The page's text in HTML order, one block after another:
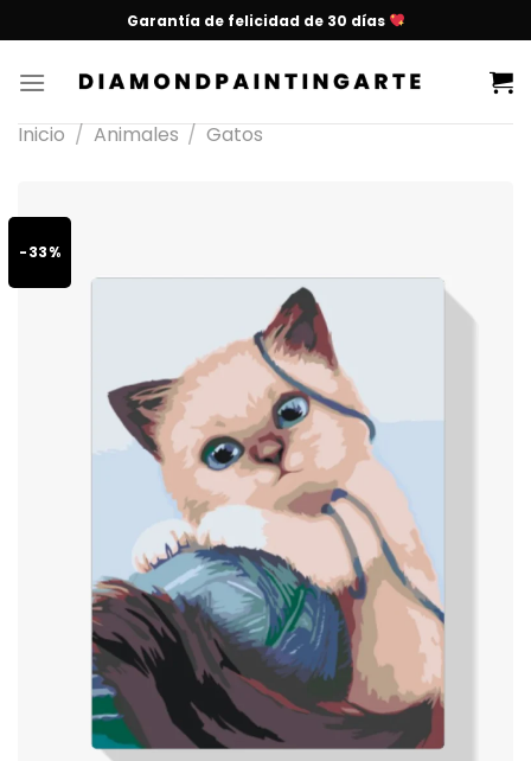
Garantía de felicidad de 30 días
Inicio / Animales / Gatos
-33%